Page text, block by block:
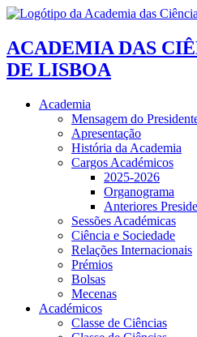
ACADEMIA DAS
DE LISBOA
Academia
Mensagem do
Apresentação
História da Academia
Cargos Académicos
2025-2026
Organograma
Anteriores
Sessões Académicas
Ciência e Sociedade
Relações Internacionais
Prémios
Bolsas
Mecenas
Académicos
Classe de Ciências